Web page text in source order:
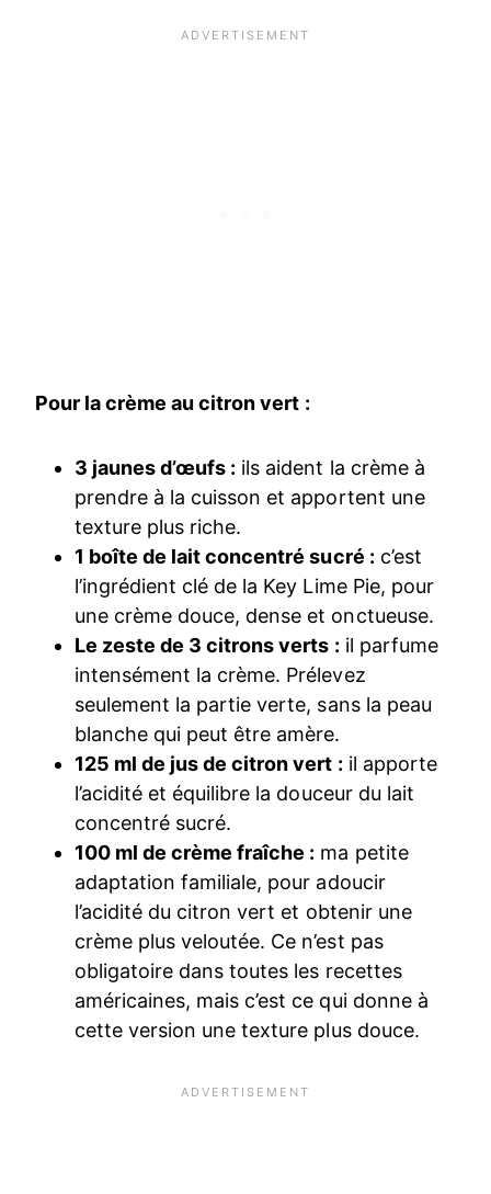
Pour la crème au citron vert :
3 jaunes d’œufs : ils aident la crème à
prendre à la cuisson et apportent une
texture plus riche.
1 boîte de lait concentré sucré : c’est
l’ingrédient clé de la Key Lime Pie, pour
une crème douce, dense et onctueuse.
Le zeste de 3 citrons verts : il parfume
intensément la crème. Prélevez
seulement la partie verte, sans la peau
blanche qui peut être amère.
125 ml de jus de citron vert : il apporte
l’acidité et équilibre la douceur du lait
concentré sucré.
100 ml de crème fraîche : ma petite
adaptation familiale, pour adoucir
l’acidité du citron vert et obtenir une
crème plus veloutée. Ce n’est pas
obligatoire dans toutes les recettes
américaines, mais c’est ce qui donne à
cette version une texture plus douce.